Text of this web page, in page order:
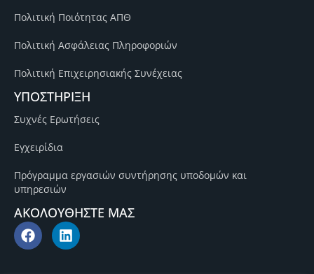
Πολιτική Ποιότητας ΑΠΘ
Πολιτική Ασφάλειας Πληροφοριών
Πολιτική Επιχειρησιακής Συνέχειας
ΥΠΟΣΤΗΡΙΞΗ
Συχνές Ερωτήσεις
Εγχειρίδια
Πρόγραμμα εργασιών συντήρησης υποδομών και
υπηρεσιών
ΑΚΟΛΟΥΘΗΣΤΕ ΜΑΣ